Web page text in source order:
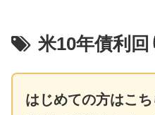
米10年債利回
はじめての方はこち